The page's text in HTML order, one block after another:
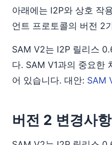
아래에는 I2P와 상호 작
언트 프로토콜의 버전 2
SAM V2는 I2P 릴리스
다. SAM V1과의 중요한
어 있습니다. 대안: SAM
버전 2 변경사항